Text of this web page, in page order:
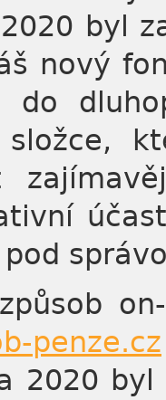
byl
nový
do
složce,
penze.cz
2020